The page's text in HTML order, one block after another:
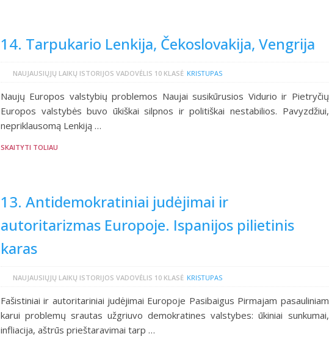
14. Tarpukario Lenkija, Čekoslovakija, Vengrija
NAUJAUSIŲJŲ LAIKŲ ISTORIJOS VADOVĖLIS 10 KLASĖ KRISTUPAS
Naujų Europos valstybių problemos Naujai susikūrusios Vidurio ir Pietryčių
Europos valstybės buvo ūkiškai silpnos ir politiškai nestabilios. Pavyzdžiui,
nepriklausomą Lenkiją …
SKAITYTI TOLIAU
13. Antidemokratiniai judėjimai ir
autoritarizmas Europoje. Ispanijos pilietinis
karas
NAUJAUSIŲJŲ LAIKŲ ISTORIJOS VADOVĖLIS 10 KLASĖ KRISTUPAS
Fašistiniai ir autoritariniai judėjimai Europoje Pasibaigus Pirmajam pasauliniam
karui problemų srautas užgriuvo demokratines valstybes: ūkiniai sunkumai,
infliacija, aštrūs prieštaravimai tarp …